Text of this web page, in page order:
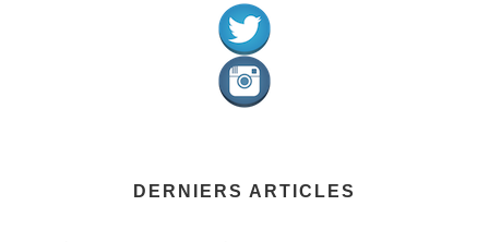
DERNIERS ARTICLES